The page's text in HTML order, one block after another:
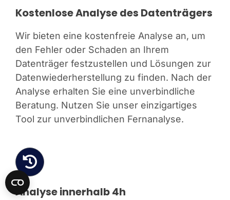
Kostenlose Analyse des Datenträgers
Wir bieten eine kostenfreie Analyse an, um
den Fehler oder Schaden an Ihrem
Datenträger festzustellen und Lösungen zur
Datenwiederherstellung zu finden. Nach der
Analyse erhalten Sie eine unverbindliche
Beratung. Nutzen Sie unser einzigartiges
Tool zur unverbindlichen Fernanalyse.
Analyse innerhalb 4h